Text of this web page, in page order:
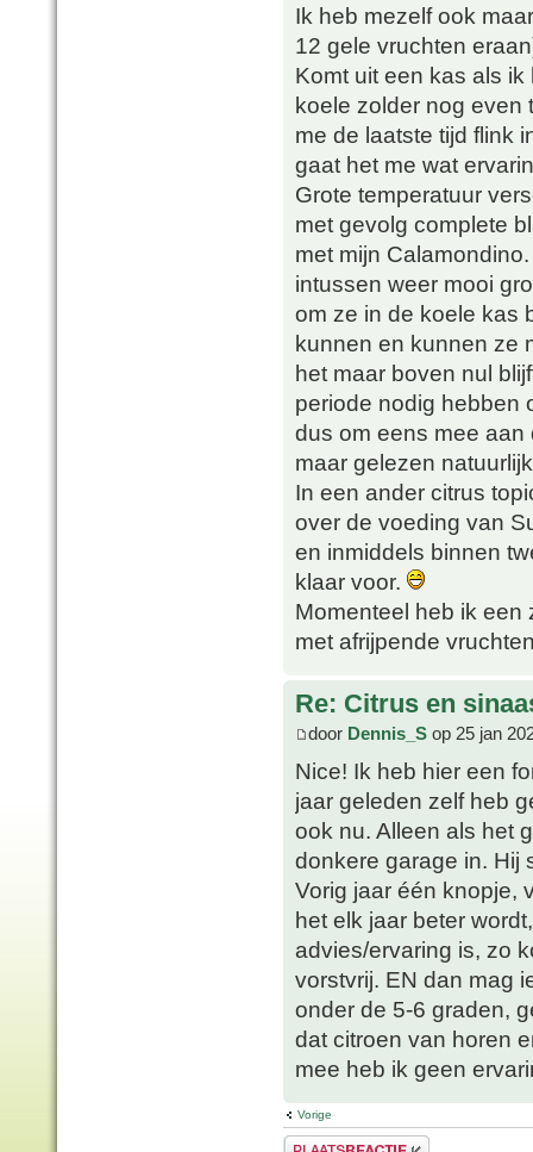
Ik heb mezelf ook
12 gele vruchten
Komt uit een kas als
koele zolder nog even
me de laatste tijd flink
gaat het me wat
Grote temperatuur
met gevolg complete
met mijn
intussen weer mooi
om ze in de koele kas
kunnen en kunnen ze
het maar boven nul
periode nodig hebben
dus om eens mee
maar gelezen
In een ander citrus
over de voeding van
en inmiddels binnen
klaar voor.
Momenteel heb ik een
met afrijpende
Re: Citrus en
door Dennis_S op 25 jan
Nice! Ik heb hier een
jaar geleden zelf heb
ook nu. Alleen als het
donkere garage in. Hij
Vorig jaar één knopje,
het elk jaar beter
advies/ervaring is, zo
vorstvrij. EN dan mag
onder de 5-6 graden,
dat citroen van horen
mee heb ik geen
Vorige
Plaats een reactie